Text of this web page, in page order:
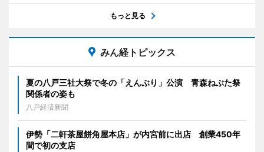
もっと見る
みん経トピックス
夏の八戸三社大祭で冬の「えんぶり」公演 青森ねぶた祭
関係者の姿も
八戸経済新聞
伊勢「二軒茶屋餅角屋本店」が内宮前に出店 創業450年
間で初の支店